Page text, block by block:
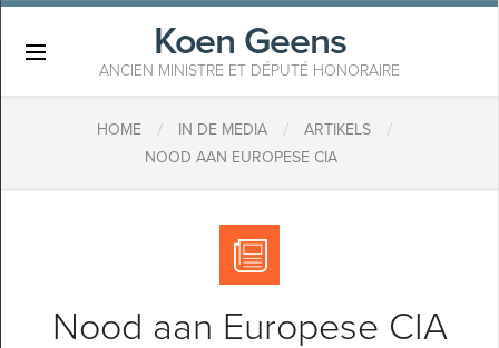
Koen Geens
ANCIEN MINISTRE ET DÉPUTÉ HONORAIRE
HOME / IN DE MEDIA / ARTIKELS /
NOOD AAN EUROPESE CIA
Nood aan Europese CIA